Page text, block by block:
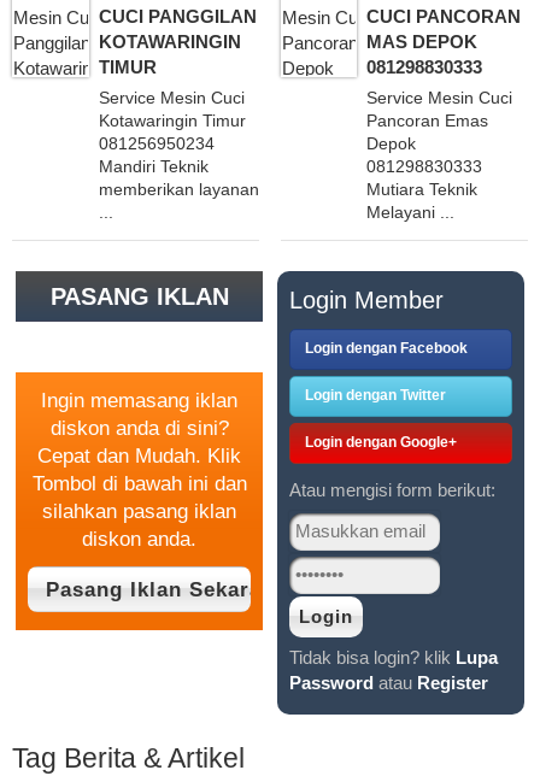
CUCI PANGGILAN
KOTAWARINGIN
TIMUR
Service Mesin Cuci
Kotawaringin Timur
081256950234
Mandiri Teknik
memberikan layanan
CUCI PANCORAN
MAS DEPOK
081298830333
Service Mesin Cuci
Pancoran Emas
Depok
081298830333
Mutiara Teknik
Melayani ...
PASANG IKLAN
Ingin memasang iklan
diskon anda di sini?
Cepat dan Mudah. Klik
Tombol di bawah ini dan
silahkan pasang iklan
diskon anda.
Login Member
Login dengan Facebook
Login dengan Twitter
Login dengan Google+
Atau mengisi form berikut:
Tidak bisa login? klik Lupa
Password atau Register
Tag Berita & Artikel